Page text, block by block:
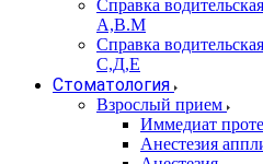
Справка
А,В.М
Справка
С,Д,Е
Стоматология
Взрослый прием
Иммедиат
Анестезия